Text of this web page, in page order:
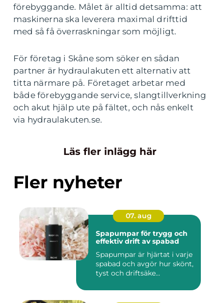
förebyggande. Målet är alltid detsamma: att
maskinerna ska leverera maximal drifttid
med så få överraskningar som möjligt.
För företag i Skåne som söker en sådan
partner är hydraulakuten ett alternativ att
titta närmare på. Företaget arbetar med
både förebyggande service, slangtillverkning
och akut hjälp ute på fältet, och nås enkelt
via hydraulakuten.se.
Läs fler inlägg här
Fler nyheter
07. aug
Spapumpar för trygg och
effektiv drift av spabad
Spapumpar är hjärtat i varje
spabad och avgör hur skönt,
tyst och driftsäke...